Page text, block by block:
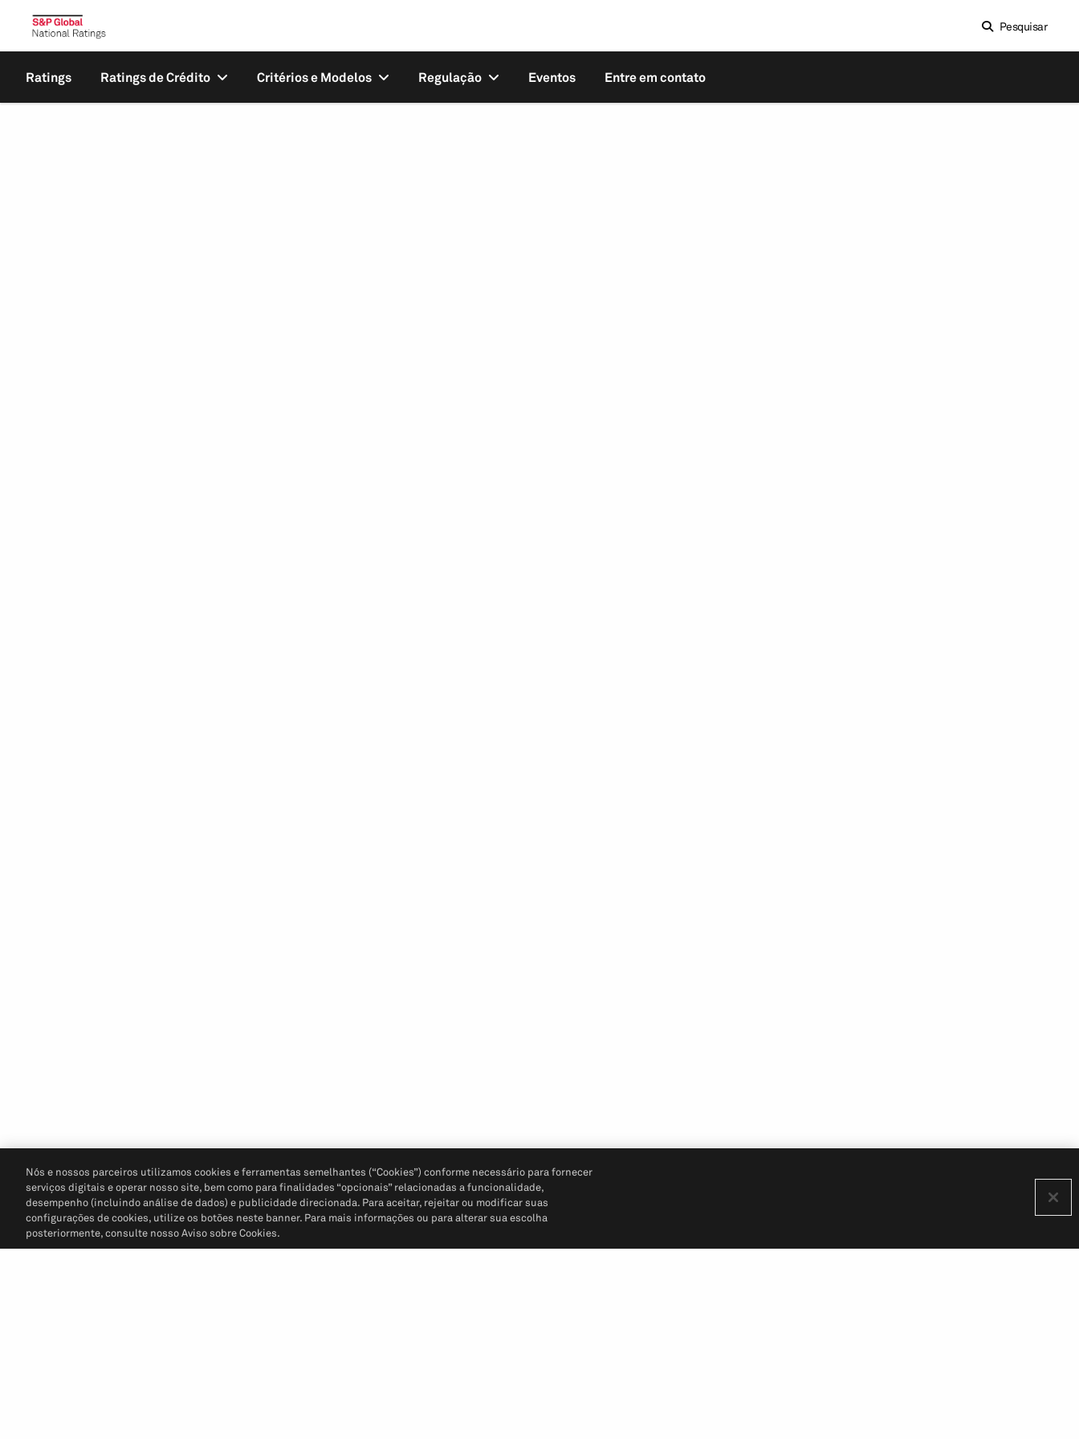
Pesquisar
Ratings Ratings de Crédito Critérios e Modelos Regulação Eventos Entre em contato
Nós e nossos parceiros utilizamos cookies e ferramentas semelhantes (“Cookies”) conforme necessário para fornecer
serviços digitais e operar nosso site, bem como para finalidades “opcionais” relacionadas a funcionalidade,
desempenho (incluindo análise de dados) e publicidade direcionada. Para aceitar, rejeitar ou modificar suas
configurações de cookies, utilize os botões neste banner. Para mais informações ou para alterar sua escolha
posteriormente, consulte nosso Aviso sobre Cookies.